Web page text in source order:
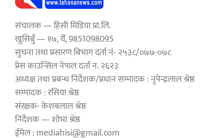
संचालक — हिसी मिडिया प्रा.लि.
खुसिबुँ — १७, येँ, 9851098095
सुचना तथा प्रसारण बिभाग दर्ता नं- २५३८/०७७-०७८
प्रेस काउन्सिल नेपाल दर्ता न. २६२३
अध्यक्ष तथा प्रबन्ध निर्देशक/प्रधान सम्पादक : नृपेन्द्रलाल श्रेष्ठ
सम्पादक : रसिया श्रेष्ठ
संरक्षक- केशबलाल श्रेष्ठ
निर्देशक — शोभा श्रेष्ठ
ईमेल : mediahisi@gmail.com